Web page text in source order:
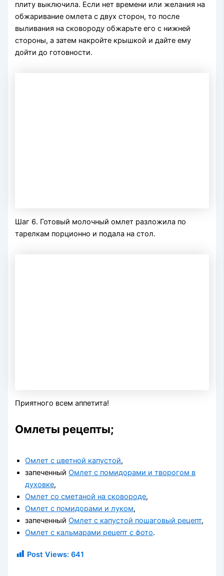
плиту выключила. Если нет времени или желания на
обжаривание омлета с двух сторон, то после
выливания на сковороду обжарьте его с нижней
стороны, а затем накройте крышкой и дайте ему
дойти до готовности.
Шаг 6. Готовый молочный омлет разложила по
тарелкам порционно и подала на стол.
Приятного всем аппетита!
Омлеты рецепты;
Омлет с цветной капустой,
запеченныйОмлет с помидорами и творогом в
духовке,
Омлет со сметаной на сковороде,
Омлет с помидорами и луком,
запеченныйОмлет с капустой пошаговый рецепт,
Омлет с кальмарами рецепт с фото.
Post Views: 641